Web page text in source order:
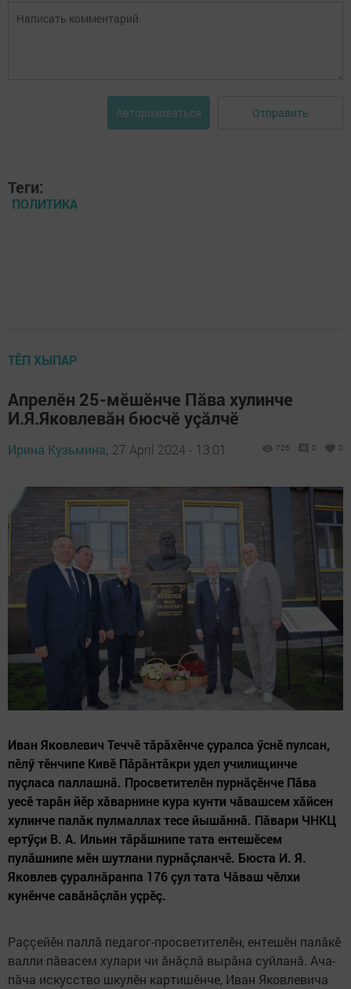
Авторизоваться Отправить
Теги:
ПОЛИТИКА
ТӖП ХЫПАР
Апрелӗн 25-мӗшӗнче Пăва хулинче
И.Я.Яковлевăн бюсчӗ уçăлчӗ
Ирина Кузьмина, 27 April 2024 - 13:01 726 0 0
Иван Яковлевич Теччӗ тăрăхӗнче çуралса ӳснӗ пулсан,
пӗлӳ тӗнчипе Кивӗ Пăрăнтăкри удел училищинче
пуçласа паллашнă. Просветителӗн пурнăçӗнче Пăва
уесӗ тарăн йӗр хăварнине кура кунти чăвашсем хăйсен
хулинче палăк пулмаллах тесе йышăннă. Пăвари ЧНКЦ
ертӳçи В. А. Ильин тăрăшнипе тата ентешӗсем
пулăшнипе мӗн шутлани пурнăçланчӗ. Бюста И. Я.
Яковлев çуралнăранпа 176 çул тата Чăваш чӗлхи
кунӗнче савăнăçлăн уçрӗç.
Раççейӗн паллă педагог-просветителӗн, ентешӗн палăкӗ
валли пăвасем хулари чи ăнăçлă вырăна суйланă. Ача-
пăча искусство шкулӗн картишӗнче, Иван Яковлевича